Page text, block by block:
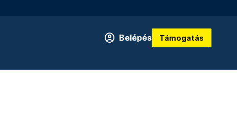
Belépés Támogatás